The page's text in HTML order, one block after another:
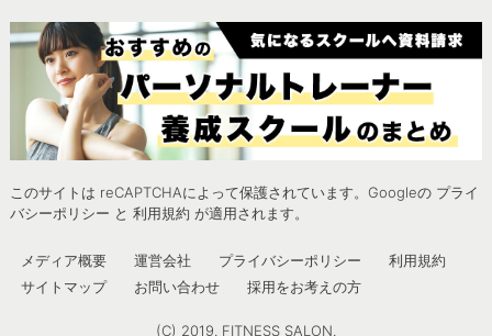
このサイトは reCAPTCHAによって保護されています。Googleのプライ
バシーポリシー と 利用規約 が適用されます。
メディア概要 運営会社 プライバシーポリシー
利用規約
サイトマップ
お問い合わせ 採用をお考えの方
(C) 2019. FITNESS SALON.